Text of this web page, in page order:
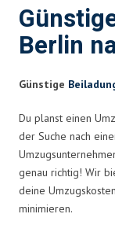
Berlin
Günstige
Du planst einen
der Suche nach
genau richtig! Wir
deine
minimieren.